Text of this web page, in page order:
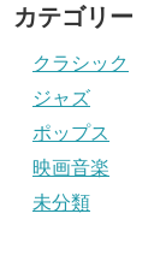
カテゴリー
クラシック
ジャズ
ポップス
映画音楽
未分類